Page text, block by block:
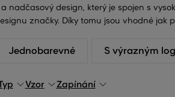
nadčasový design, který je spojen s
značky. Díky tomu jsou vhodné jak
Jednobarevné S výrazným
Vzor Zapínání